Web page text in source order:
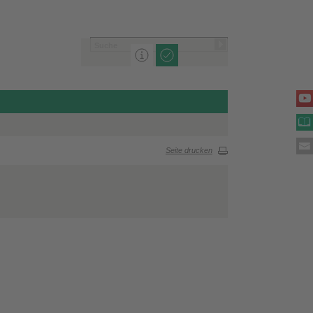
Seite drucken